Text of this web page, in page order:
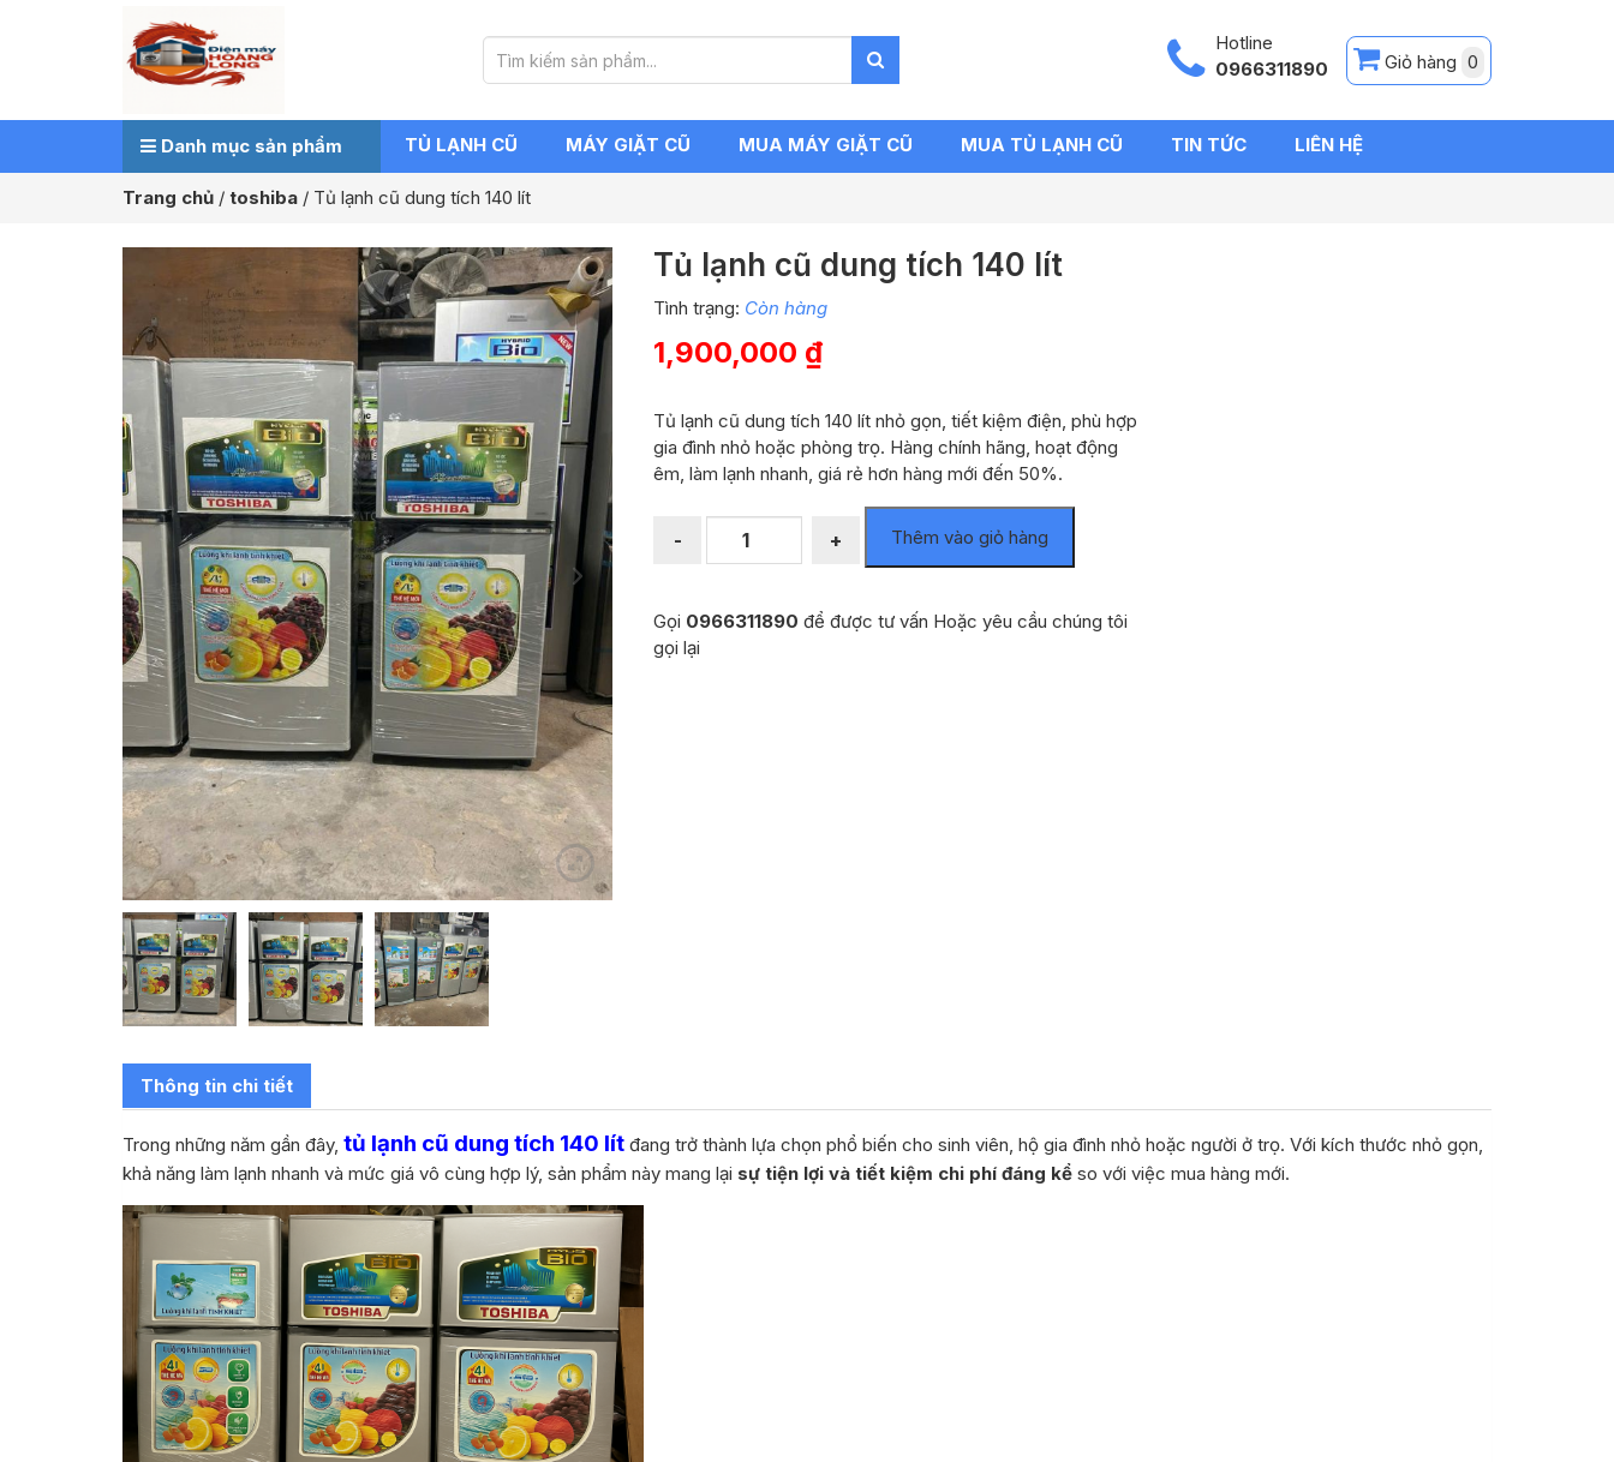
Hotline
0966311890
Giỏ hàng 0
Danh mục sản phẩm TỦ LẠNH CŨ MÁY GIẶT CŨ MUA MÁY GIẶT CŨ MUA TỦ LẠNH CŨ TIN TỨC LIÊN HỆ
Trang chủ / toshiba / Tủ lạnh cũ dung tích 140 lít
Tủ lạnh cũ dung tích 140 lít
Tình trạng: Còn hàng
1,900,000 ₫
Tủ lạnh cũ dung tích 140 lít nhỏ gọn, tiết kiệm điện, phù hợp
gia đình nhỏ hoặc phòng trọ. Hàng chính hãng, hoạt động
êm, làm lạnh nhanh, giá rẻ hơn hàng mới đến 50%.
-
tích
+ Thêm vào giỏ hàng
Gọi 0966311890 để được tư vấn Hoặc yêu cầu chúng tôi
gọi lại
Thông tin chi tiết
Trong những năm gần đây, tủ lạnh cũ dung tích 140 lít đang trở thành lựa chọn phổ biến cho sinh viên, hộ gia đình nhỏ hoặc người ở trọ. Với kích thước nhỏ gọn,
khả năng làm lạnh nhanh và mức giá vô cùng hợp lý, sản phẩm này mang lại sự tiện lợi và tiết kiệm chi phí đáng kể so với việc mua hàng mới.